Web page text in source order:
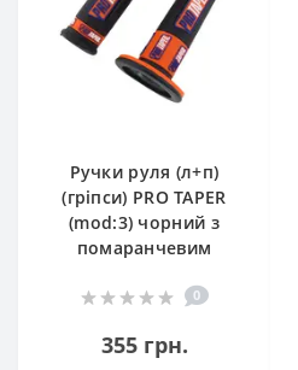
Ручки руля (л+п)
(гріпси) PRO TAPER
(mod:3) чорний з
помаранчевим
0
355 грн.